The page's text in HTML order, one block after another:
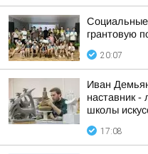
Социальные
грантовую
20:07
Иван
наставник -
школы
17:08